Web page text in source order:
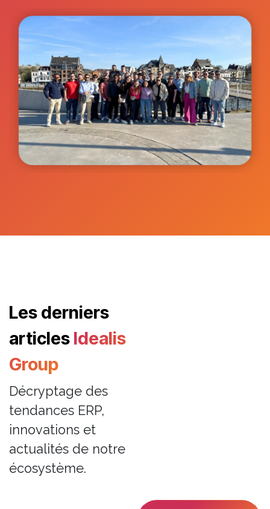
Les derniers
articles Idealis
Group
Décryptage des
tendances ERP,
innovations et
actualités de notre
écosystème.